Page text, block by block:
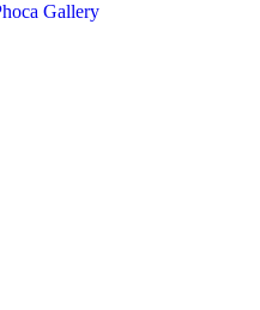
Gallery